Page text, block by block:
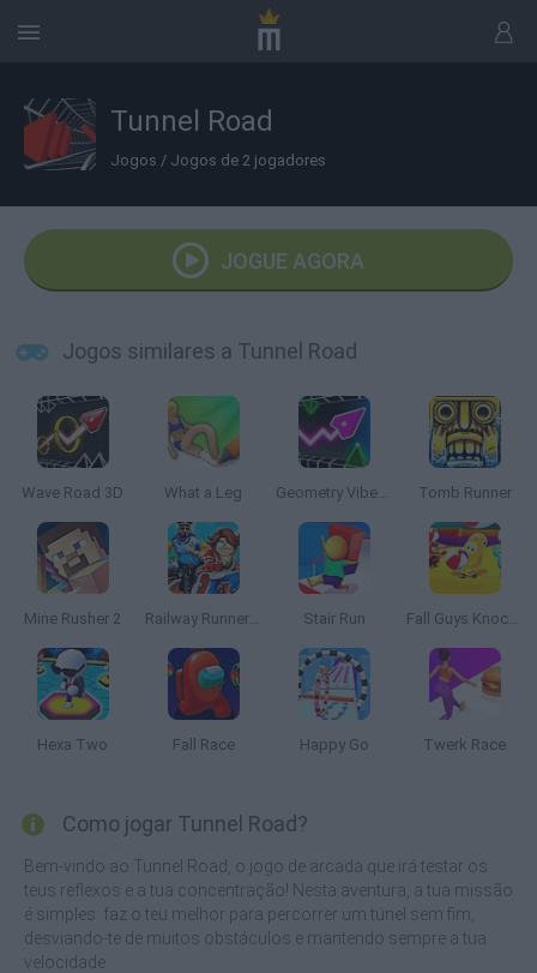
Tunnel Road
Jogos / Jogos de 2 jogadores
JOGUE AGORA
Jogos similares a Tunnel Road
Wave Road 3D What a Leg Geometry Vibes 3D Tomb Runner
Mine Rusher 2 Railway Runner 3D Stair Run Fall Guys Knockout
Hexa Two Fall Race Happy Go Twerk Race
Como jogar Tunnel Road?
Bem-vindo ao Tunnel Road, o jogo de arcada que irá testar os
teus reflexos e a tua concentração! Nesta aventura, a tua missão
é simples: faz o teu melhor para percorrer um túnel sem fim,
desviando-te de muitos obstáculos e mantendo sempre a tua
velocidade.